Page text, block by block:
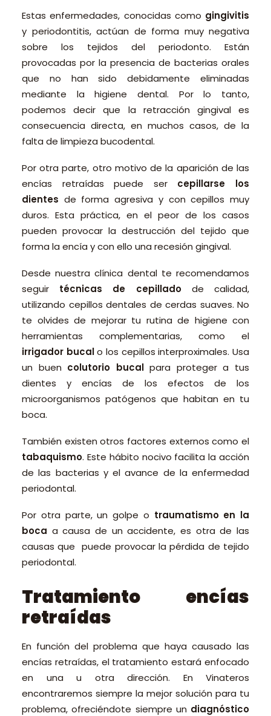
Estas enfermedades, conocidas como gingivitis
y periodontitis, actúan de forma muy negativa
sobre los tejidos del periodonto. Están
provocadas por la presencia de bacterias orales
que no han sido debidamente eliminadas
mediante la higiene dental. Por lo tanto,
podemos decir que la retracción gingival es
consecuencia directa, en muchos casos, de la
falta de limpieza bucodental.
Por otra parte, otro motivo de la aparición de las
encías retraídas puede ser cepillarse los
dientes de forma agresiva y con cepillos muy
duros. Esta práctica, en el peor de los casos
pueden provocar la destrucción del tejido que
forma la encía y con ello una recesión gingival.
Desde nuestra clínica dental te recomendamos
seguir técnicas de cepilladode calidad,
utilizando cepillos dentales de cerdas suaves. No
te olvides de mejorar tu rutina de higiene con
herramientas complementarias, como el
irrigador bucalo los cepillos interproximales. Usa
un buen colutorio bucalpara proteger a tus
dientes y encías de los efectos de los
microorganismos patógenos que habitan en tu
boca.
También existen otros factores externos como el
tabaquismo. Este hábito nocivo facilita la acción
de las bacterias y el avance de la enfermedad
periodontal.
Por otra parte, un golpe o traumatismo en la
boca a causa de un accidente, es otra de las
causas que puede provocar la pérdida de tejido
periodontal.
Tratamiento encías
retraídas
En función del problema que haya causado las
encías retraídas, el tratamiento estará enfocado
en una u otra dirección. En Vinateros
encontraremos siempre la mejor solución para tu
problema, ofreciéndote siempre un diagnóstico